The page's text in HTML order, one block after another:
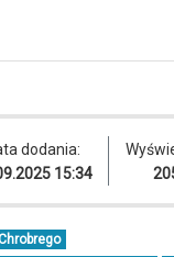
dodania:
15:34